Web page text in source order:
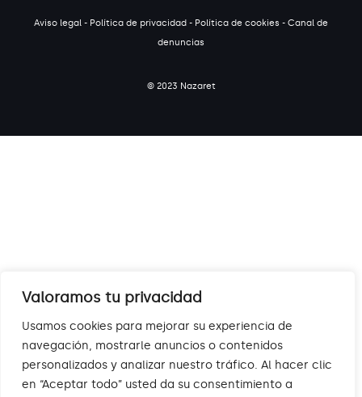
Valoramos tu privacidad
Usamos cookies para mejorar su experiencia de
navegación, mostrarle anuncios o contenidos
personalizados y analizar nuestro tráfico. Al hacer clic
en “Aceptar todo” usted da su consentimiento a
Aviso legal - Política de privacidad - Política de cookies - Canal de
denuncias
© 2023 Nazaret